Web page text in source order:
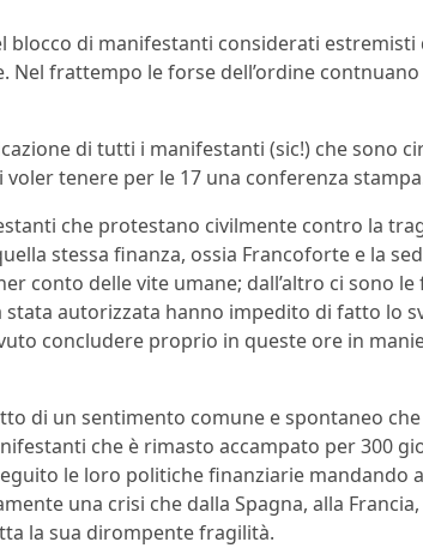
blocco di manifestanti considerati estremisti
Nel frattempo le forse dell’ordine
di tutti i manifestanti (sic!) che sono
tenere per le 17 una conferenza
che protestano civilmente contro la
stessa finanza, ossia Francoforte e la
conto delle vite umane; dall’altro ci sono le
stata autorizzata hanno impedito di fatto lo
concludere proprio in queste ore in
di un sentimento comune e spontaneo che
che è rimasto accampato per 300
le loro politiche finanziarie mandando
una crisi che dalla Spagna, alla Francia,
la sua dirompente fragilità.